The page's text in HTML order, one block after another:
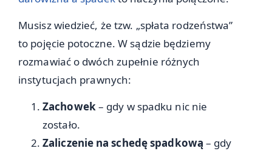
Musisz wiedzieć, że tzw. „spłata rodzeństwa”
to pojęcie potoczne. W sądzie będziemy
rozmawiać o dwóch zupełnie różnych
instytucjach prawnych:
Zachowek– gdy w spadku nic nie
zostało.
Zaliczenie na schedę spadkową – gdy